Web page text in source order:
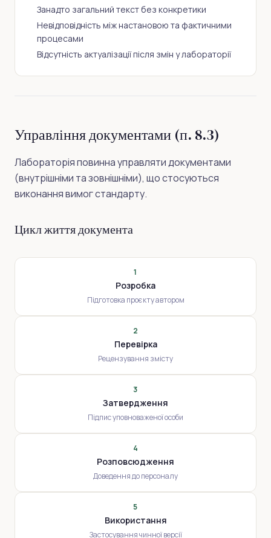
Занадто загальний текст без конкретики
Невідповідність між настановою та фактичними
процесами
Відсутність актуалізації після змін у лабораторії
Управління документами (п. 8.3)
Лабораторія повинна управляти документами
(внутрішніми та зовнішніми), що стосуються
виконання вимог стандарту.
Цикл життя документа
1
Розробка
Підготовка проєкту автором
2
Перевірка
Рецензування змісту
3
Затвердження
Підпис уповноваженої особи
4
Розповсюдження
Доведення до персоналу
5
Використання
Застосування чинної версії